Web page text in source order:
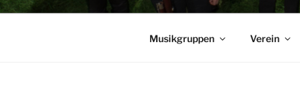
Musikgruppen Verein